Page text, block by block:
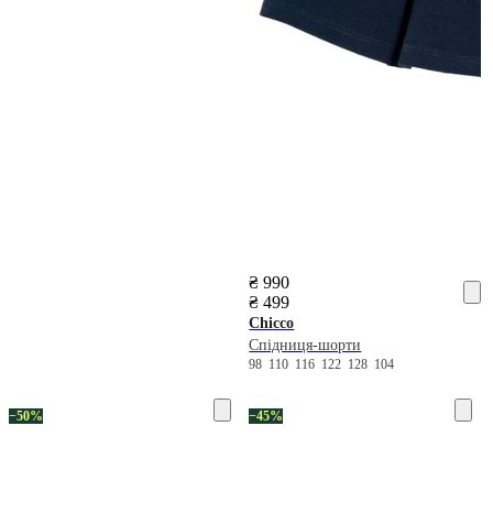
₴ 990
₴ 499
Chicco
Спідниця-шорти
98 110 116 122 128 104
−50% −45%